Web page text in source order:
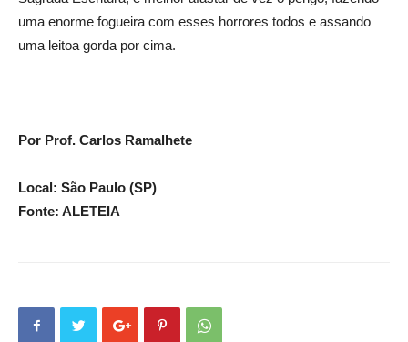
uma enorme fogueira com esses horrores todos e assando
uma leitoa gorda por cima.
Por Prof. Carlos Ramalhete
Local: São Paulo (SP)
Fonte: ALETEIA